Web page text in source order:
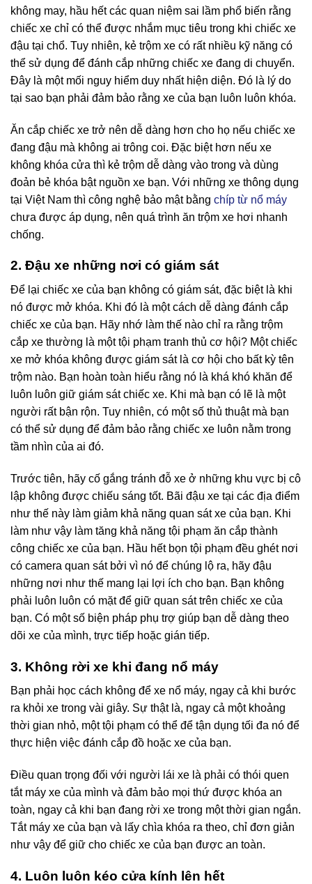
không may, hầu hết các quan niệm sai lầm phổ biến rằng
chiếc xe chỉ có thể được nhắm mục tiêu trong khi chiếc xe
đậu tại chổ. Tuy nhiên, kẻ trộm xe có rất nhiều kỹ năng có
thể sử dụng để đánh cắp những chiếc xe đang di chuyển.
Đây là một mối nguy hiểm duy nhất hiện diện. Đó là lý do
tại sao bạn phải đảm bảo rằng xe của bạn luôn luôn khóa.
Ăn cắp chiếc xe trở nên dễ dàng hơn cho họ nếu chiếc xe
đang đậu mà không ai trông coi. Đặc biệt hơn nếu xe
không khóa cửa thì kẻ trộm dễ dàng vào trong và dùng
đoản bẻ khóa bật nguồn xe bạn. Với những xe thông dụng
tại Việt Nam thì công nghệ bảo mật bằng chíp từ nổ máy
chưa được áp dụng, nên quá trình ăn trộm xe hơi nhanh
chống.
2. Đậu xe những nơi có giám sát
Để lại chiếc xe của bạn không có giám sát, đặc biệt là khi
nó được mở khóa. Khi đó là một cách dễ dàng đánh cắp
chiếc xe của bạn. Hãy nhớ làm thế nào chỉ ra rằng trộm
cắp xe thường là một tội phạm tranh thủ cơ hội? Một chiếc
xe mở khóa không được giám sát là cơ hội cho bất kỳ tên
trộm nào. Bạn hoàn toàn hiểu rằng nó là khá khó khăn để
luôn luôn giữ giám sát chiếc xe. Khi mà bạn có lẽ là một
người rất bận rộn. Tuy nhiên, có một số thủ thuật mà bạn
có thể sử dụng để đảm bảo rằng chiếc xe luôn nằm trong
tầm nhìn của ai đó.
Trước tiên, hãy cố gắng tránh đỗ xe ở những khu vực bị cô
lập không được chiếu sáng tốt. Bãi đậu xe tại các địa điểm
như thế này làm giảm khả năng quan sát xe của bạn. Khi
làm như vậy làm tăng khả năng tội phạm ăn cắp thành
công chiếc xe của bạn. Hầu hết bọn tội phạm đều ghét nơi
có camera quan sát bởi vì nó để chúng lộ ra, hãy đậu
những nơi như thế mang lại lợi ích cho bạn. Bạn không
phải luôn luôn có mặt để giữ quan sát trên chiếc xe của
bạn. Có một số biện pháp phụ trợ giúp bạn dễ dàng theo
dõi xe của mình, trực tiếp hoặc gián tiếp.
3. Không rời xe khi đang nổ máy
Bạn phải học cách không để xe nổ máy, ngay cả khi bước
ra khỏi xe trong vài giây. Sự thật là, ngay cả một khoảng
thời gian nhỏ, một tội phạm có thể để tận dụng tối đa nó để
thực hiện việc đánh cắp đồ hoặc xe của bạn.
Điều quan trọng đối với người lái xe là phải có thói quen
tắt máy xe của mình và đảm bảo mọi thứ được khóa an
toàn, ngay cả khi bạn đang rời xe trong một thời gian ngắn.
Tắt máy xe của bạn và lấy chìa khóa ra theo, chỉ đơn giản
như vậy để giữ cho chiếc xe của bạn được an toàn.
4. Luôn luôn kéo cửa kính lên hết